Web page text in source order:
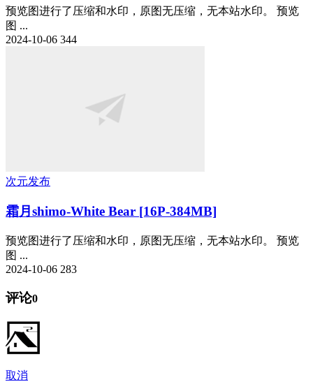
预览图进行了压缩和水印，原图无压缩，无本站水印。 预览
图 ...
2024-10-06 344
次元发布
霜月shimo-White Bear [16P-384MB]
预览图进行了压缩和水印，原图无压缩，无本站水印。 预览
图 ...
2024-10-06 283
评论0
取消